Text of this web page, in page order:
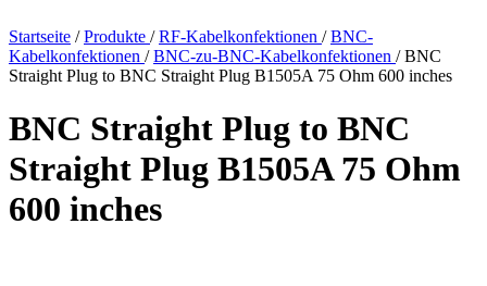
Startseite / Produkte / RF-Kabelkonfektionen / BNC-
Kabelkonfektionen / BNC-zu-BNC-Kabelkonfektionen / BNC
Straight Plug to BNC Straight Plug B1505A 75 Ohm 600 inches
BNC Straight Plug to BNC
Straight Plug B1505A 75 Ohm
600 inches